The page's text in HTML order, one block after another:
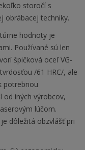
storočí s
obrábacej techniky.
hodnoty je
Používané sú len
špičková oceľ VG-
/61 HRC/, ale
potrebnou
od iných výrobcov,
lúčom.
dôležitá obzvlášť pri